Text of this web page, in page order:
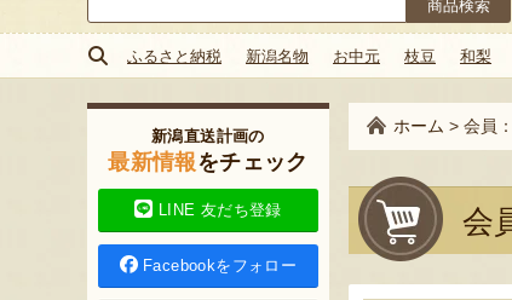
索:
ふるさと納税 新潟名物 お中元 枝豆 和梨
ホーム > 会員
会
新潟直送計画の
最新情報をチェック
LINE 友だち登録
Facebookをフォロー